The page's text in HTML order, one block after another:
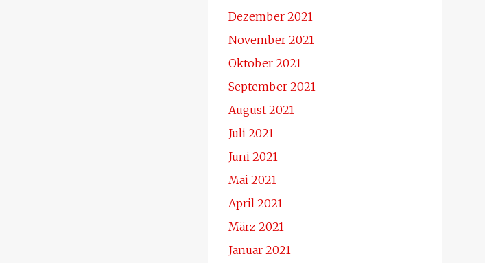
Dezember 2021
November 2021
Oktober 2021
September 2021
August 2021
Juli 2021
Juni 2021
Mai 2021
April 2021
März 2021
Januar 2021